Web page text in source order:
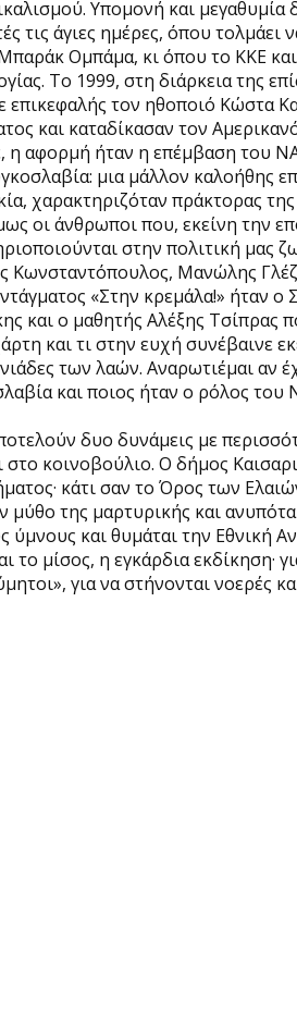
Υπομονή και μεγαθυμία
τις άγιες ημέρες, όπου τολμάει
Ομπάμα, κι όπου το ΚΚΕ
Το 1999, στη διάρκεια της
τον ηθοποιό Κώστα
και καταδίκασαν τον
η αφορμή ήταν η επέμβαση του
μια μάλλον καλοήθης
χαρακτηριζόταν πράκτορας της
οι άνθρωποι που, εκείνη την
στην πολιτική μας
Κωνσταντόπουλος, Μανώλης
«Στην κρεμάλα!» ήταν ο
και ο μαθητής Αλέξης Τσίπρας
και τι στην ευχή συνέβαινε
των λαών. Αναρωτιέμαι αν
και ποιος ήταν ο ρόλος
δυο δυνάμεις με
στο κοινοβούλιο. Ο δήμος
κάτι σαν το Όρος των
της μαρτυρικής και
και θυμάται την Εθνική
το μίσος, η εγκάρδια εκδίκηση·
για να στήνονται νοερές